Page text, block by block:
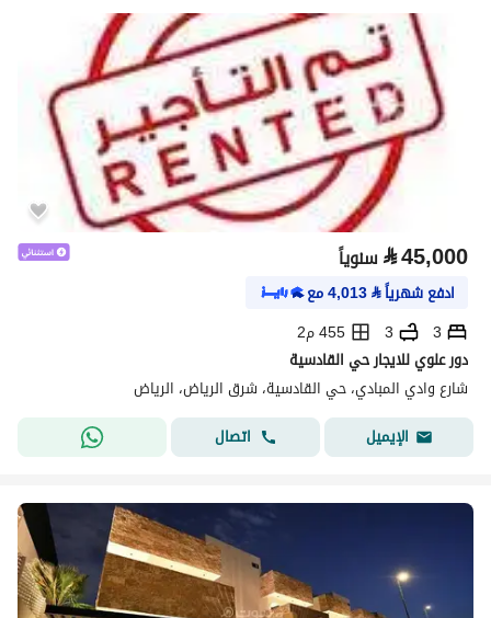
⃁45,000 سنوياً
ادفع شهرياً⃁
4,013مع
3
3
455 م2
دور علوي للايجار حي القادسية
شارع وادي المبادي، حي القادسية، شرق الرياض، الرياض
الإيميل
اتصال